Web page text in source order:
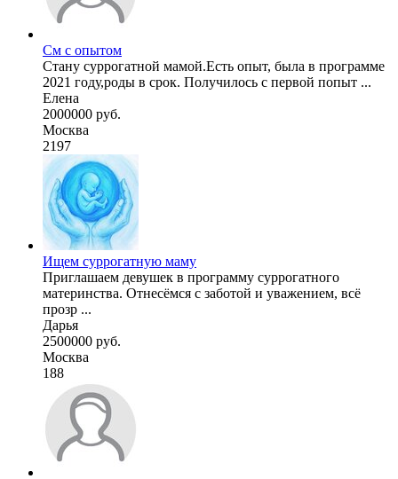
См с опытом
Стану суррогатной мамой.Есть опыт, была в программе
2021 году,роды в срок. Получилось с первой попыт ...
Елена
2000000 руб.
Москва
2197
Ищем суррогатную маму
Приглашаем девушек в программу суррогатного
материнства. Отнесёмся с заботой и уважением, всё
прозр ...
Дарья
2500000 руб.
Москва
188